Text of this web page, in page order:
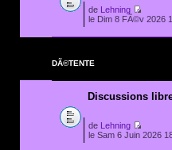
de
Lehning
le Dim 8 FÃ©v 2026
DÃ©TENTE
Discussions
de
Lehning
le Sam 6 Juin 2026